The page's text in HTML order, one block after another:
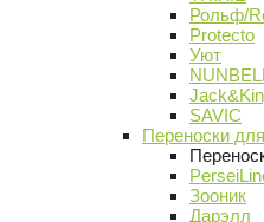
Рольф/
Protecto
Уют
SAVIC
Переноски
Зооник
Дарэлл